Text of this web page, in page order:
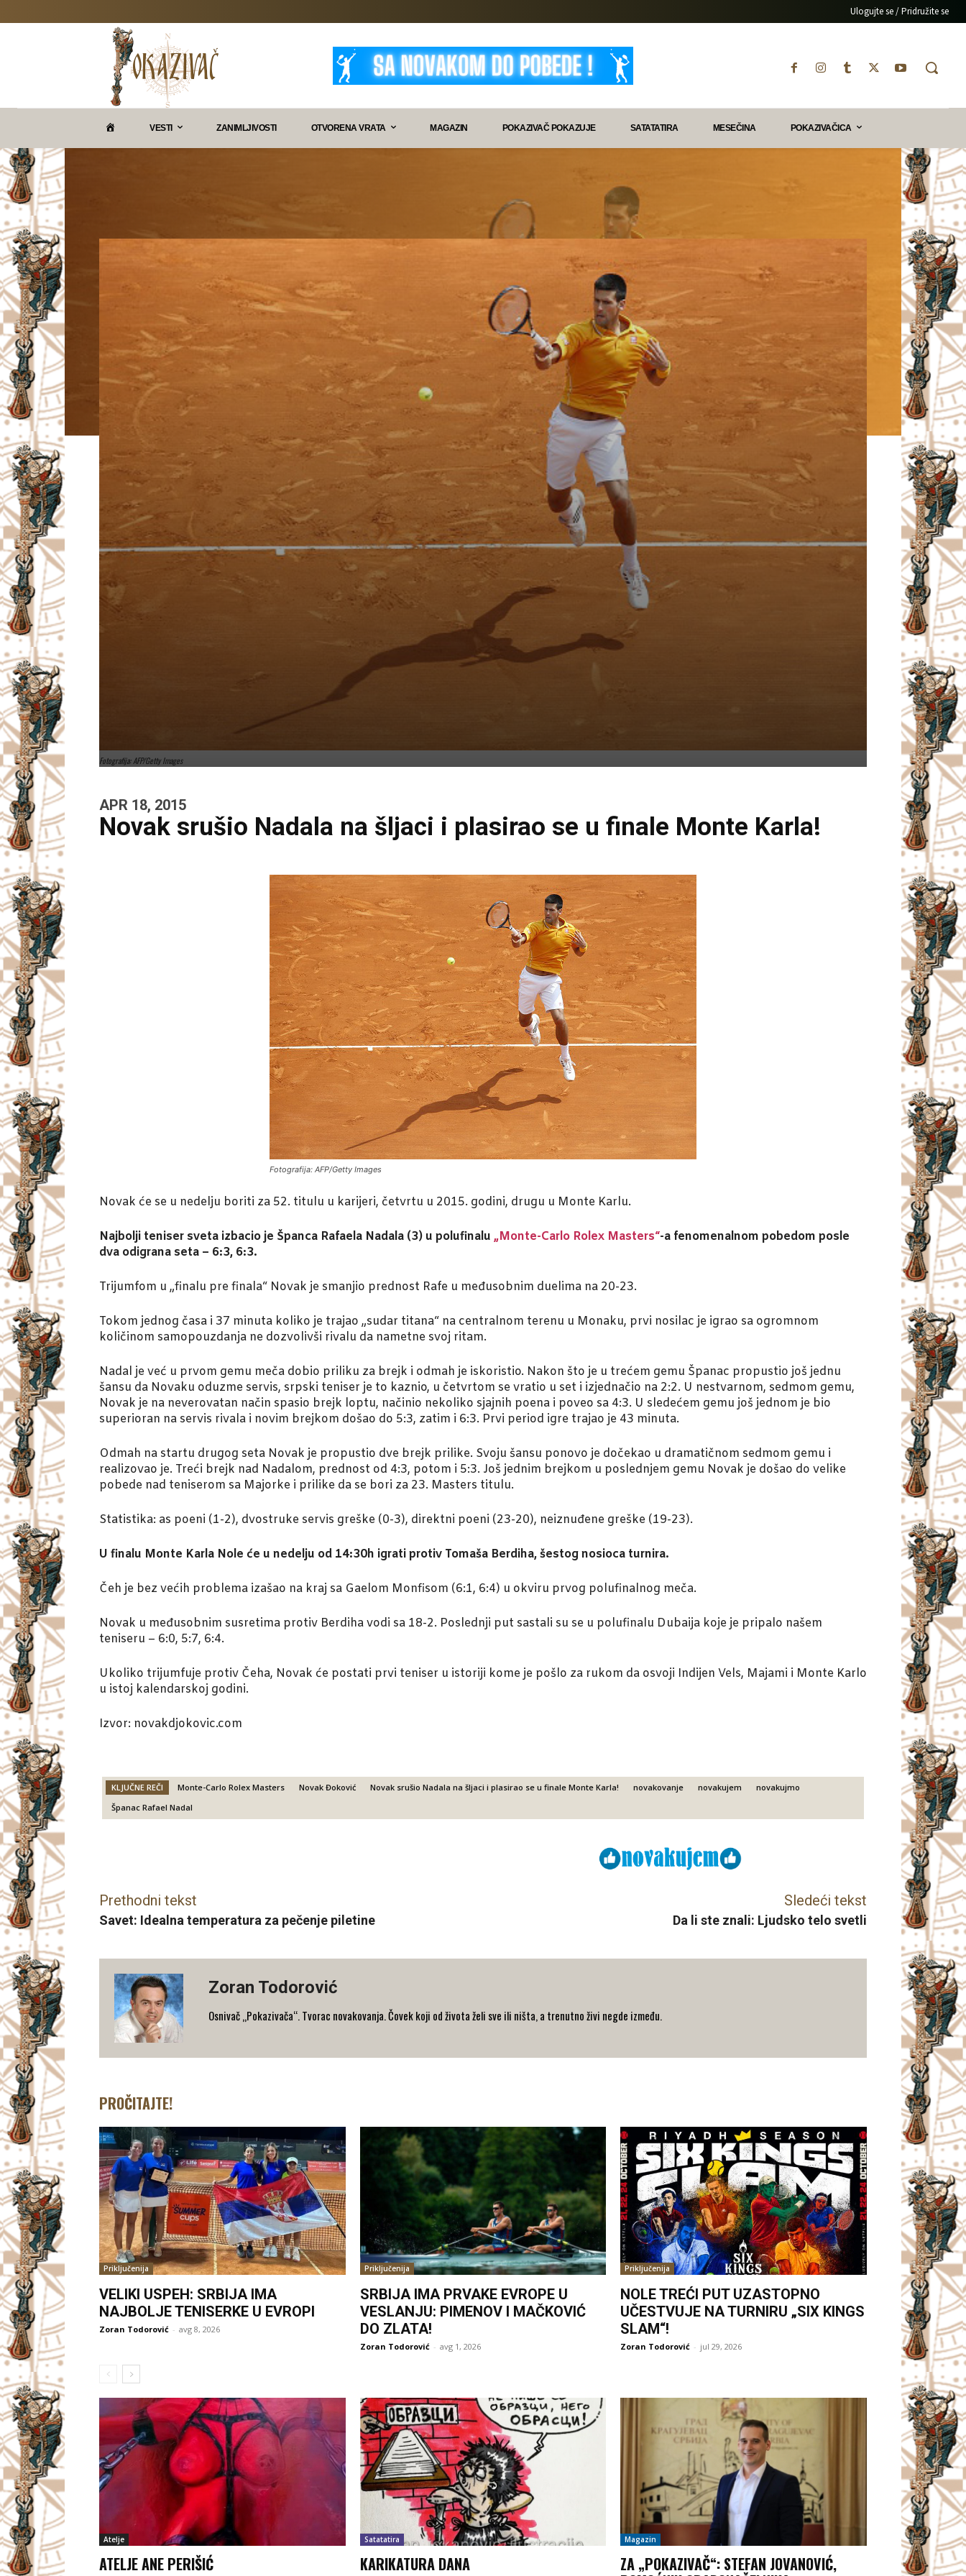
Ulogujte se / Pridružite se
VESTI ZANIMLJIVOSTI OTVORENA VRATA MAGAZIN POKAZIVAČ POKAZUJE SATATATIRA MESEČINA POKAZIVAČICA
Fotografija: AFP/Getty Images
APR 18, 2015
Novak srušio Nadala na šljaci i plasirao se u finale Monte Karla!
Fotografija: AFP/Getty Images
Novak će se u nedelju boriti za 52. titulu u karijeri, četvrtu u 2015. godini, drugu u Monte Karlu.
Najbolji teniser sveta izbacio je Španca Rafaela Nadala (3) u polufinalu „Monte-Carlo Rolex Masters“-a fenomenalnom pobedom posle
dva odigrana seta – 6:3, 6:3.
Trijumfom u „finalu pre finala“ Novak je smanjio prednost Rafe u međusobnim duelima na 20-23.
Tokom jednog časa i 37 minuta koliko je trajao „sudar titana“ na centralnom terenu u Monaku, prvi nosilac je igrao sa ogromnom
količinom samopouzdanja ne dozvolivši rivalu da nametne svoj ritam.
Nadal je već u prvom gemu meča dobio priliku za brejk i odmah je iskoristio. Nakon što je u trećem gemu Španac propustio još jednu
šansu da Novaku oduzme servis, srpski teniser je to kaznio, u četvrtom se vratio u set i izjednačio na 2:2. U nestvarnom, sedmom gemu,
Novak je na neverovatan način spasio brejk loptu, načinio nekoliko sjajnih poena i poveo sa 4:3. U sledećem gemu još jednom je bio
superioran na servis rivala i novim brejkom došao do 5:3, zatim i 6:3. Prvi period igre trajao je 43 minuta.
Odmah na startu drugog seta Novak je propustio dve brejk prilike. Svoju šansu ponovo je dočekao u dramatičnom sedmom gemu i
realizovao je. Treći brejk nad Nadalom, prednost od 4:3, potom i 5:3. Još jednim brejkom u poslednjem gemu Novak je došao do velike
pobede nad teniserom sa Majorke i prilike da se bori za 23. Masters titulu.
Statistika: as poeni (1-2), dvostruke servis greške (0-3), direktni poeni (23-20), neiznuđene greške (19-23).
U finalu Monte Karla Nole će u nedelju od 14:30h igrati protiv Tomaša Berdiha, šestog nosioca turnira.
Čeh je bez većih problema izašao na kraj sa Gaelom Monfisom (6:1, 6:4) u okviru prvog polufinalnog meča.
Novak u međusobnim susretima protiv Berdiha vodi sa 18-2. Poslednji put sastali su se u polufinalu Dubaija koje je pripalo našem
teniseru – 6:0, 5:7, 6:4.
Ukoliko trijumfuje protiv Čeha, Novak će postati prvi teniser u istoriji kome je pošlo za rukom da osvoji Indijen Vels, Majami i Monte Karlo
u istoj kalendarskoj godini.
Izvor: novakdjokovic.com
KLJUČNE REČI Monte-Carlo Rolex Masters Novak Đoković Novak srušio Nadala na šljaci i plasirao se u finale Monte Karla! novakovanje novakujem
novakujmo
Španac Rafael Nadal
Prethodni tekst
Savet: Idealna temperatura za pečenje piletine
Sledeći tekst
Da li ste znali: Ljudsko telo svetli
Zoran Todorović
Osnivač „Pokazivača“. Tvorac novakovanja. Čovek koji od života želi sve ili ništa, a trenutno živi negde između.
PROČITAJTE!
Priključenija
VELIKI USPEH: SRBIJA IMA
NAJBOLJE TENISERKE U EVROPI
Zoran Todorović - avg 8, 2026
Priključenija
SRBIJA IMA PRVAKE EVROPE U
VESLANJU: PIMENOV I MAČKOVIĆ
DO ZLATA!
Zoran Todorović - avg 1, 2026
Priključenija
NOLE TREĆI PUT UZASTOPNO
UČESTVUJE NA TURNIRU „SIX KINGS
SLAM“!
Zoran Todorović - jul 29, 2026
Atelje
ATELJE ANE PERIŠIĆ
Satatatira
KARIKATURA DANA
Magazin
ZA „POKAZIVAČ“: STEFAN JOVANOVIĆ,